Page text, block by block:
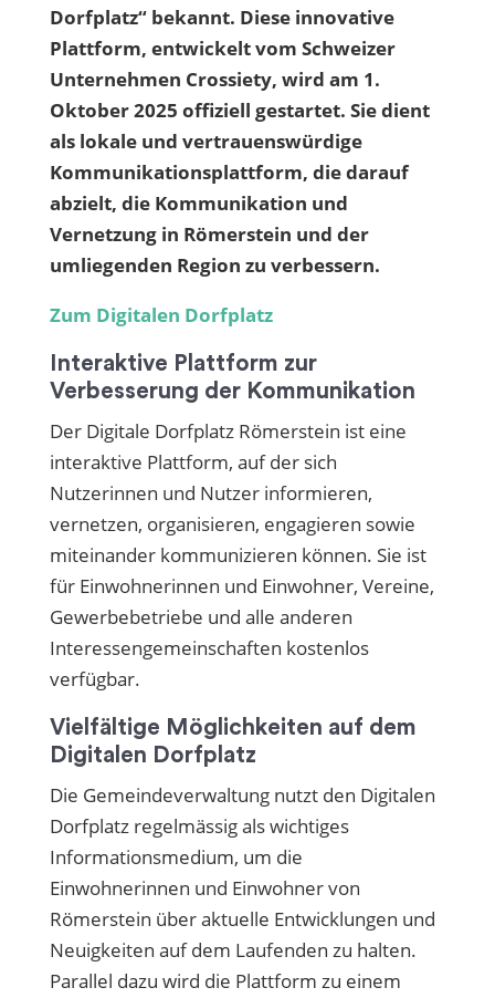
Dorfplatz“ bekannt. Diese innovative
Plattform, entwickelt vom Schweizer
Unternehmen Crossiety, wird am 1.
Oktober 2025 offiziell gestartet. Sie dient
als lokale und vertrauenswürdige
Kommunikationsplattform, die darauf
abzielt, die Kommunikation und
Vernetzung in Römerstein und der
umliegenden Region zu verbessern.
Zum Digitalen Dorfplatz
Interaktive Plattform zur
Verbesserung der Kommunikation
Der Digitale Dorfplatz Römerstein ist eine
interaktive Plattform, auf der sich
Nutzerinnen und Nutzer informieren,
vernetzen, organisieren, engagieren sowie
miteinander kommunizieren können. Sie ist
für Einwohnerinnen und Einwohner, Vereine,
Gewerbebetriebe und alle anderen
Interessengemeinschaften kostenlos
verfügbar.
Vielfältige Möglichkeiten auf dem
Digitalen Dorfplatz
Die Gemeindeverwaltung nutzt den Digitalen
Dorfplatz regelmässig als wichtiges
Informationsmedium, um die
Einwohnerinnen und Einwohner von
Römerstein über aktuelle Entwicklungen und
Neuigkeiten auf dem Laufenden zu halten.
Parallel dazu wird die Plattform zu einem